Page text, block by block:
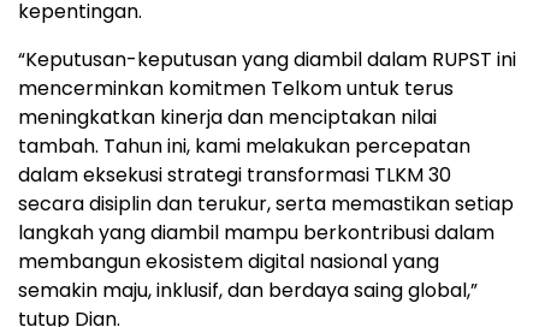
kepentingan.
“Keputusan-keputusan yang diambil dalam RUPST ini
mencerminkan komitmen Telkom untuk terus
meningkatkan kinerja dan menciptakan nilai
tambah. Tahun ini, kami melakukan percepatan
dalam eksekusi strategi transformasi TLKM 30
secara disiplin dan terukur, serta memastikan setiap
langkah yang diambil mampu berkontribusi dalam
membangun ekosistem digital nasional yang
semakin maju, inklusif, dan berdaya saing global,”
tutup Dian.